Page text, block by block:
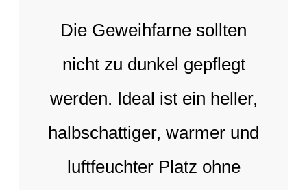
Die Geweihfarne sollten
nicht zu dunkel gepflegt
werden. Ideal ist ein heller,
halbschattiger, warmer und
luftfeuchter Platz ohne